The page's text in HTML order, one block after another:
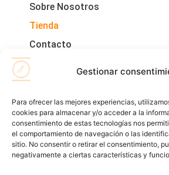
Gestionar
Para ofrecer las mejores experiencias,
cookies para almacenar y/o acceder a la
consentimiento de estas tecnologías nos
el comportamiento de navegación o las
sitio. No consentir o retirar el consentimiento,
negativamente a ciertas características y
Sobre Nosotros
Tienda
Contacto
Legales
Política De Cookies
Aviso Legal
Política De Privacidad